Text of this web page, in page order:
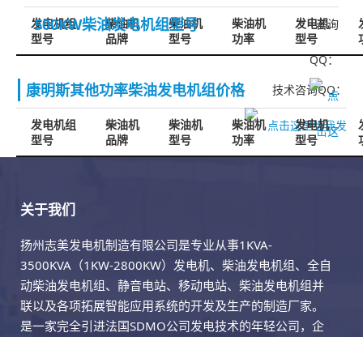
500KW柴油发电机组型号
咨询
QQ：
发电机组
型号
柴油机
品牌
柴油机
型号
柴油机
功率
发电机
型号
康明斯其他功率柴油发电机组价格 技术咨询QQ：
发电机组
型号
柴油机
品牌
柴油机
型号
柴油机
功率
发电机
型号
关于我们
扬州志美发电机制造有限公司是专业从事1KVA-
3500KVA（1KW-2800KW）发电机、柴油发电机组、全自
动柴油发电机组、静音电站、移动电站、柴油发电机组并
联以及各项拓展智能应用系统的开发及生产的制造厂家。
是一家完全引进法国SDMO公司发电技术的年轻公司，企